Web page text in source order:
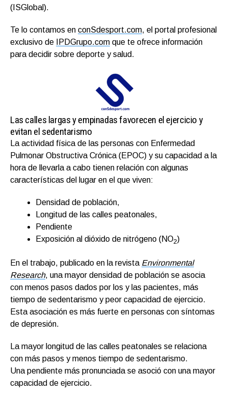
(ISGlobal).
Te lo contamos en conSdesport.com, el portal profesional
exclusivo de
IPDGrupo.com que te ofrece información
para decidir sobre deporte y salud.
Las calles largas y empinadas favorecen el ejercicio y
evitan el sedentarismo
La actividad física de las personas con Enfermedad
Pulmonar Obstructiva Crónica (EPOC) y su capacidad a la
hora de llevarla a cabo tienen relación con algunas
características del lugar en el que viven:
Densidad de población,
Longitud de las calles peatonales,
Pendiente
Exposición al dióxido de nitrógeno (NO2)
En el trabajo, publicado en la revista Environmental
Research, una mayor densidad de población se asocia
con menos pasos dados por los y las pacientes, más
tiempo de sedentarismo y peor capacidad de ejercicio.
Esta asociación es más fuerte en personas con síntomas
de depresión.
La mayor longitud de las calles peatonales se relaciona
con más pasos y menos tiempo de sedentarismo.
Una pendiente más pronunciada se asoció con una mayor
capacidad de ejercicio.